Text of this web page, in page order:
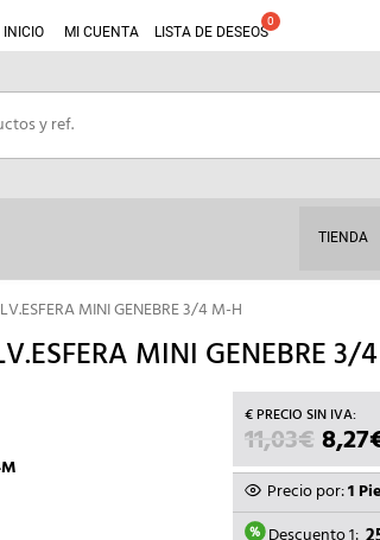
INICIO MI CUENTA LISTA DE DESEOS
TIENDA
MINI GENEBRE 3/4 M-H
MINI GENEBRE 3/
11,03€ EL
ERA:
8,27
Precio por:1